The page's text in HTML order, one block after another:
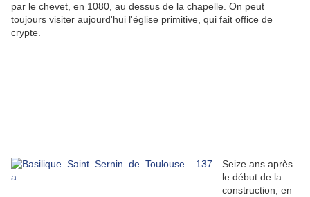
par le chevet, en 1080, au dessus de la chapelle. On peut
toujours visiter aujourd'hui l'église primitive, qui fait office de
crypte.
Seize ans après
le début de la
construction, en